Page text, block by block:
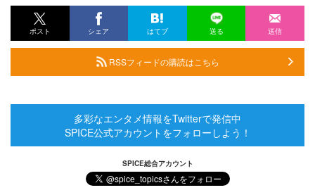
ポスト シェア はてブ 送る 送信
RSSフィードの購読はこちら
多彩なエンタメ情報をTwitterで発信中
SPICE公式アカウントをフォローしよう！
SPICE総合アカウント